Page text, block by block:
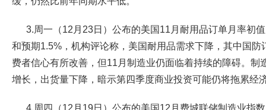
3.周一（12月23日）公布的美国11月耐用品订单月率初
和预期1.5%，机构评论称，美国耐用品需求下降，其中国防
费者信心有所改善，但11月制造业仍面临着持续的障碍。制
增长，出货量下降，暗示第四季度商业投资可能仍将拖累经
4.周四（12月19日）公布的美国12月费城联储制造业指